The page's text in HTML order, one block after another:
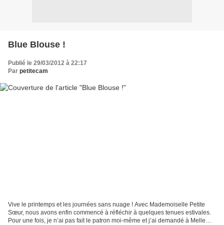
Blue Blouse !
Publié le 29/03/2012 à 22:17
Par petitecam
Vive le printemps et les journées sans nuage ! Avec Mademoiselle Petite
Sœur, nous avons enfin commencé à réfléchir à quelques tenues estivales.
Pour une fois, je n’ai pas fait le patron moi-même et j’ai demandé à Melle